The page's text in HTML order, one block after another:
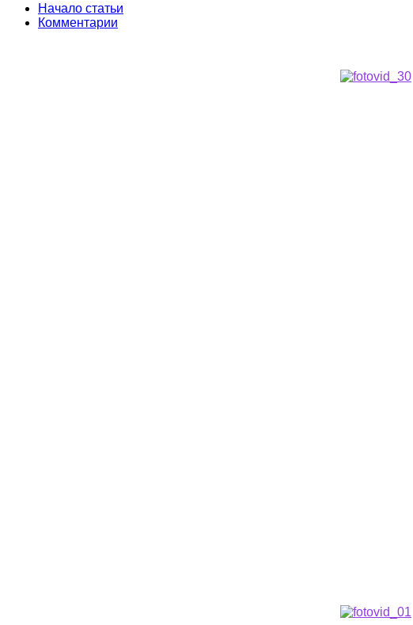
Начало статьи
Комментарии